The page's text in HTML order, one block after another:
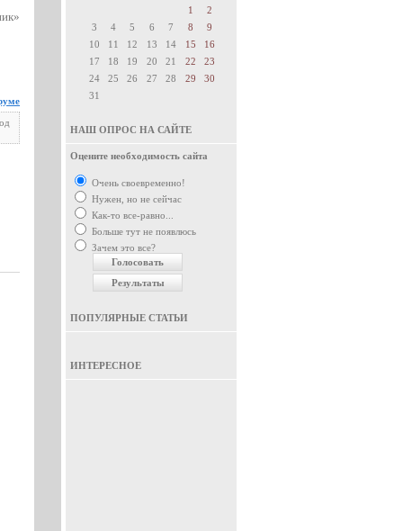
1
2
3
4 5 6 7 8
9
10
11 12 13 14 15
16
17
18 19 20 21 22
23
24
25 26 27 28 29
30
31
НАШ ОПРОС НА САЙТЕ
Оцените необходимость сайта
Очень своевременно!
Нужен, но не сейчас
Как-то все-равно...
Больше тут не появлюсь
Зачем это все?
ПОПУЛЯРНЫЕ СТАТЬИ
ИНТЕРЕСНОЕ